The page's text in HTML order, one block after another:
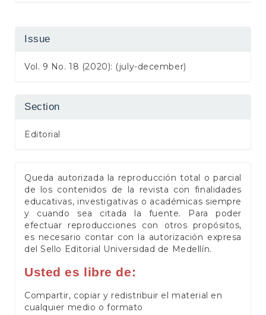
Issue
Vol. 9 No. 18 (2020): (july-december)
Section
Editorial
Queda autorizada la reproducción total o parcial
de los contenidos de la revista con finalidades
educativas, investigativas o académicas siempre
y cuando sea citada la fuente. Para poder
efectuar reproducciones con otros propósitos,
es necesario contar con la autorización expresa
del Sello Editorial Universidad de Medellín.
Usted es libre de:
Compartir, copiar y redistribuir el material en
cualquier medio o formato